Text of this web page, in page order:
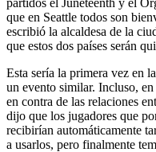
que en Seattle todos son
escribió la alcaldesa de la
que estos dos países serán
Esta sería la primera vez en
un evento similar. Incluso,
en contra de las relaciones
dijo que los jugadores que
recibirían automáticamente
a usarlos, pero finalmente